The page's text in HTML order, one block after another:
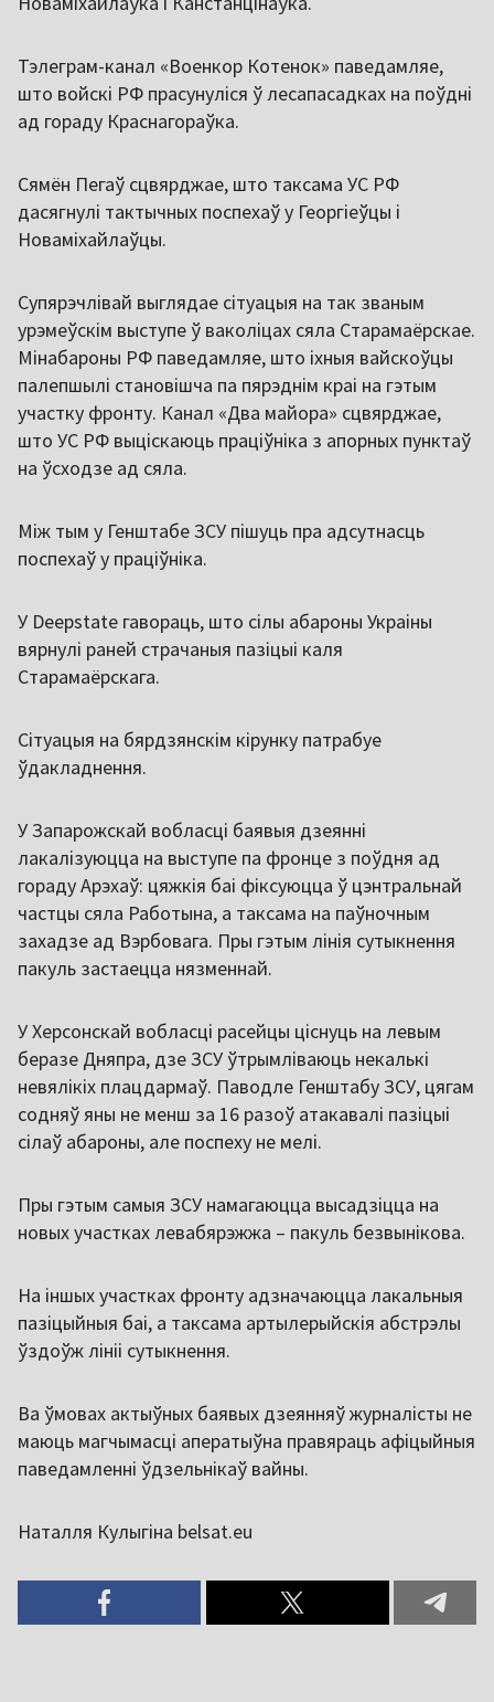
Тэлеграм-канал «Военкор Котенок» паведамляе,
што войскі РФ прасунуліся ў лесапасадках на поўдні
ад гораду Краснагораўка.
Сямён Пегаў сцвярджае, што таксама УС РФ
дасягнулі тактычных поспехаў у Георгіеўцы і
Новаміхайлаўцы.
Супярэчлівай выглядае сітуацыя на так званым
урэмеўскім выступе ў ваколіцах сяла Старамаёрскае.
Мінабароны РФ паведамляе, што іхныя вайскоўцы
палепшылі становішча па пярэднім краі на гэтым
участку фронту. Канал «Два майора» сцвярджае,
што УС РФ выціскаюць праціўніка з апорных пунктаў
на ўсходзе ад сяла.
Між тым у Генштабе ЗСУ пішуць пра адсутнасць
поспехаў у праціўніка.
У Deepstate гавораць, што сілы абароны Украіны
вярнулі раней страчаныя пазіцыі каля
Старамаёрскага.
Сітуацыя на бярдзянскім кірунку патрабуе
ўдакладнення.
У Запарожскай вобласці баявыя дзеянні
лакалізуюцца на выступе па фронце з поўдня ад
гораду Арэхаў: цяжкія баі фіксуюцца ў цэнтральнай
частцы сяла Работына, а таксама на паўночным
захадзе ад Вэрбовага. Пры гэтым лінія сутыкнення
пакуль застаецца нязменнай.
У Херсонскай вобласці расейцы ціснуць на левым
беразе Дняпра, дзе ЗСУ ўтрымліваюць некалькі
невялікіх плацдармаў. Паводле Генштабу ЗСУ, цягам
содняў яны не менш за 16 разоў атакавалі пазіцыі
сілаў абароны, але поспеху не мелі.
Пры гэтым самыя ЗСУ намагаюцца высадзіцца на
новых участках левабярэжжа – пакуль безвынікова.
На іншых участках фронту адзначаюцца лакальныя
пазіцыйныя баі, а таксама артылерыйскія абстрэлы
ўздоўж лініі сутыкнення.
Ва ўмовах актыўных баявых дзеянняў журналісты не
маюць магчымасці аператыўна правяраць афіцыйныя
паведамленні ўдзельнікаў вайны.
Наталля Кулыгіна belsat.eu